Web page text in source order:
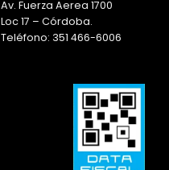
Av. Fuerza Aerea 1700
Loc 17 – Córdoba.
Teléfono: 351 466-6006